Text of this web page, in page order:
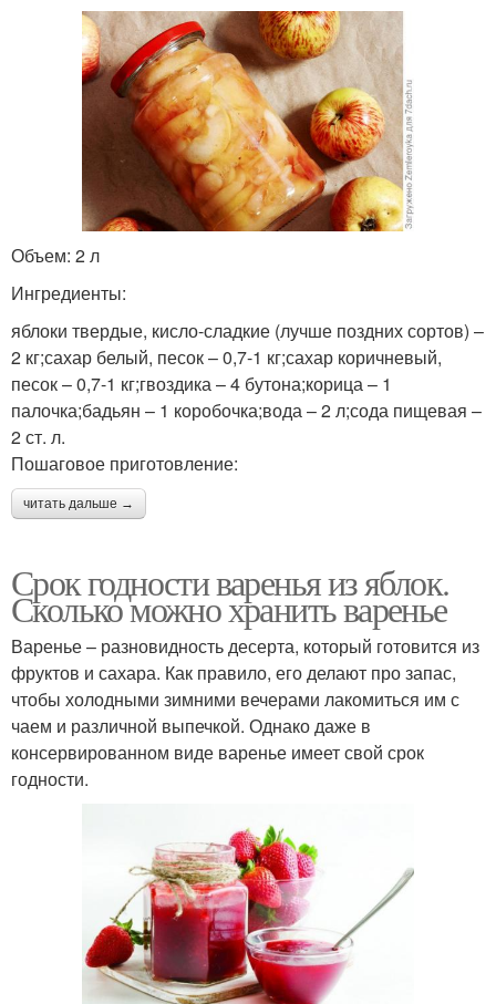
Объем: 2 л
Ингредиенты:
яблоки твердые, кисло-сладкие (лучше поздних сортов) –
2 кг;сахар белый, песок – 0,7-1 кг;сахар коричневый,
песок – 0,7-1 кг;гвоздика – 4 бутона;корица – 1
палочка;бадьян – 1 коробочка;вода – 2 л;сода пищевая –
2 ст. л.
Пошаговое приготовление:
читать дальше →
Срок годности варенья из яблок.
Сколько можно хранить варенье
Варенье – разновидность десерта, который готовится из
фруктов и сахара. Как правило, его делают про запас,
чтобы холодными зимними вечерами лакомиться им с
чаем и различной выпечкой. Однако даже в
консервированном виде варенье имеет свой срок
годности.